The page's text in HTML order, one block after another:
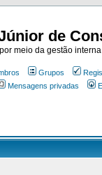
de
meio da gestão
Grupos
Mensagens privadas